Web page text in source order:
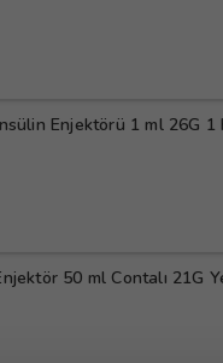
Enjektörü 1 ml 26G
50 ml Contalı 21G